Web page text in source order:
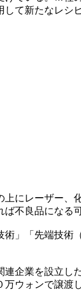
て新たなレシ
にレーザー、
不良品になる
」「先端技術
企業を設立し
ウォンで譲渡